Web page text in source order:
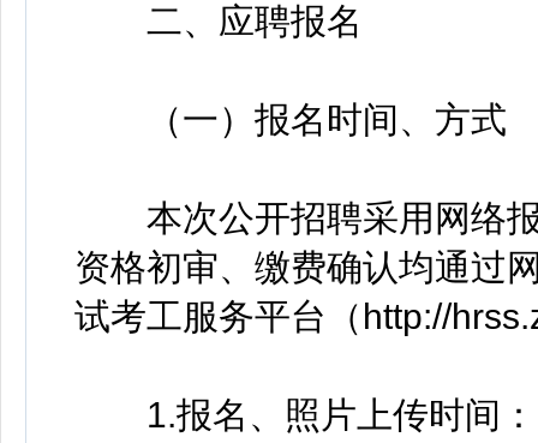
二、应聘报名
（一）报名时间、方式
本次公开招聘采用网络报
资格初审、缴费确认均通过
试考工服务平台（http://
1.报名、照片上传时间：